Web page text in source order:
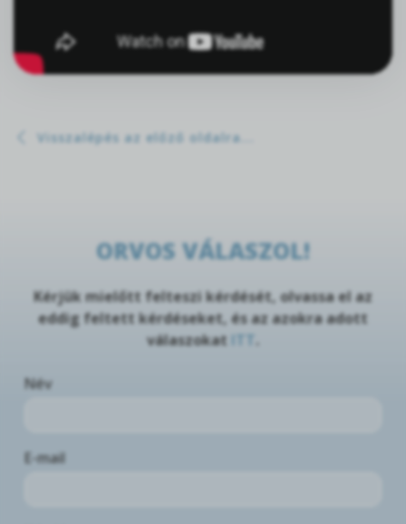
Visszalépés az előző oldalra...
ORVOS VÁLASZOL!
Kérjük mielőtt felteszi kérdését, olvassa el az
eddig feltett kérdéseket, és az azokra adott
válaszokat
Név
E-mail